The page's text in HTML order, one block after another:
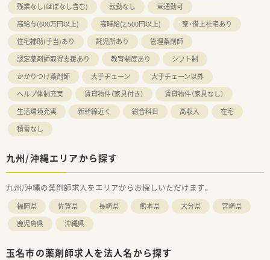
残業なし(ほぼなし含む)
転勤なし
車通勤可
高給与(600万円以上)
高時給(2,500円以上)
寮・借上社宅あり
住宅補助(手当)あり
託児所あり
管理薬剤師
認定薬剤師取得支援あり
教育制度あり
シフト制
かかりつけ薬剤師
大手チェーン
大手チェーン以外
ヘルプ体制充実
賃貸物件（家具付き）
賃貸物件（家具なし）
生活環境充実
新幹線近く 総合科目 高収入
在宅
積雪なし
九州/沖縄エリアから探す
九州/沖縄の薬剤師求人をエリアからお探しいただけます。
福岡県 佐賀県 長崎県 熊本県 大分県
宮崎県
鹿児島県
沖縄県
玉名市の薬剤師求人を法人名から探す